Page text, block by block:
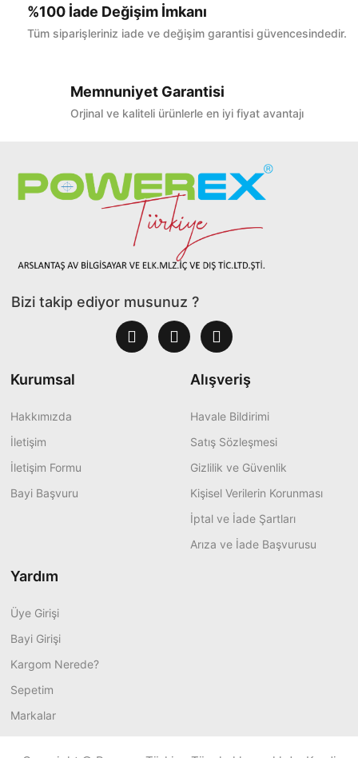
%100 İade Değişim İmkanı
Tüm siparişleriniz iade ve değişim garantisi güvencesindedir.
Memnuniyet Garantisi
Orjinal ve kaliteli ürünlerle en iyi fiyat avantajı
Bizi takip ediyor musunuz ?
Kurumsal
Hakkımızda
İletişim
İletişim Formu
Bayi Başvuru
Alışveriş
Havale Bildirimi
Satış Sözleşmesi
Gizlilik ve Güvenlik
Kişisel Verilerin Korunması
İptal ve İade Şartları
Arıza ve İade Başvurusu
Yardım
Üye Girişi
Bayi Girişi
Kargom Nerede?
Sepetim
Markalar